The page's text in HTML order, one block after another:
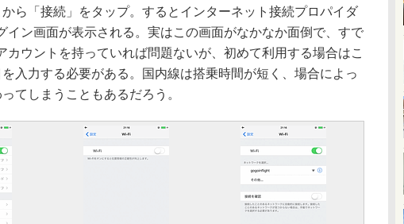
ら「接続」をタップ。するとインターネット接続プロパイダ
イン画面が表示される。実はこの画面がなかなか面倒で、すで
カウントを持っていれば問題ないが、初めて利用する場合はこ
入力する必要がある。国内線は搭乗時間が短く、場合によっ
てしまうこともあるだろう。